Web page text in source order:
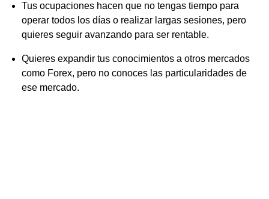
Tus ocupaciones hacen que no tengas tiempo para
operar todos los días o realizar largas sesiones, pero
quieres seguir avanzando para ser rentable.
Quieres expandir tus conocimientos a otros mercados
como Forex, pero no conoces las particularidades de
ese mercado.